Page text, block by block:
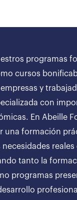
programas
cursos
y
con
En Abeille
una formación
necesidades
tanto la
programas